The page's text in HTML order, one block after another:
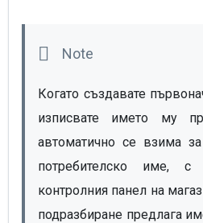
Когато създавате
изписвате името му
автоматично се взима
потребителско име,
контролния панел на
подразбиране предлага